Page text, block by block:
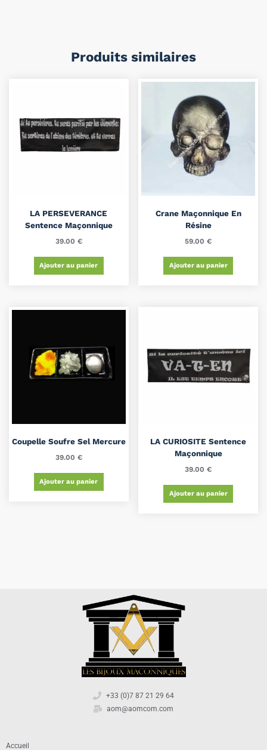
Produits similaires
LA PERSEVERANCE
Sentence Maçonnique
39.00 €
Ajouter au panier
Crane Maçonnique En
Résine
59.00€
Ajouter au panier
Coupelle Soufre Sel Mercure
39.00 €
Ajouter au panier
LA CURIOSITE Sentence
Maçonnique
39.00€
Ajouter au panier
+33 (0)7 87 21 29 64
aom@aomcom.com
Accueil